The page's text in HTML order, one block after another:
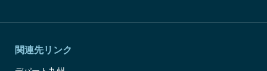
関連先リンク